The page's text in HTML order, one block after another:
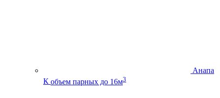
Анапа
К объем парных до 16м3